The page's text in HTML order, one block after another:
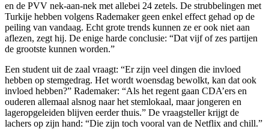
en de PVV nek-aan-nek met allebei 24 zetels. De strubbelingen met
Turkije hebben volgens Rademaker geen enkel effect gehad op de
peiling van vandaag. Echt grote trends kunnen ze er ook niet aan
aflezen, zegt hij. De enige harde conclusie: “Dat vijf of zes partijen
de grootste kunnen worden.”
Een student uit de zaal vraagt: “Er zijn veel dingen die invloed
hebben op stemgedrag. Het wordt woensdag bewolkt, kan dat ook
invloed hebben?” Rademaker: “Als het regent gaan CDA’ers en
ouderen allemaal alsnog naar het stemlokaal, maar jongeren en
lageropgeleiden blijven eerder thuis.” De vraagsteller krijgt de
lachers op zijn hand: “Die zijn toch vooral van de Netflix and chill.”